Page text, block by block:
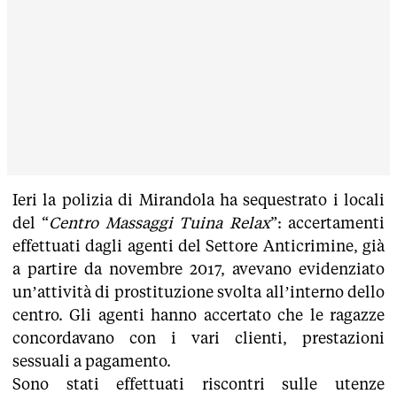
Ieri la polizia di Mirandola ha sequestrato i locali
del “Centro Massaggi Tuina Relax”: accertamenti
effettuati dagli agenti del Settore Anticrimine, già
a partire da novembre 2017, avevano evidenziato
un’attività di prostituzione svolta all’interno dello
centro. Gli agenti hanno accertato che le ragazze
concordavano con i vari clienti, prestazioni
sessuali a pagamento.
Sono stati effettuati riscontri sulle utenze